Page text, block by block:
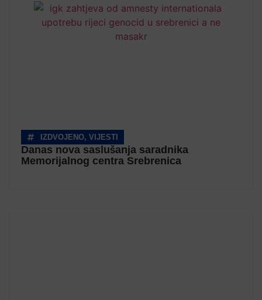
IZDVOJENO, VIJESTI
Danas nova saslušanja saradnika
Memorijalnog centra Srebrenica